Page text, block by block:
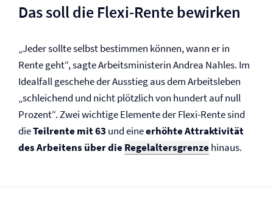
Das soll die Flexi-Rente bewirken
„Jeder sollte selbst bestim­men kön­nen, wann er in
Rente geht“, sagte Arbeitsministerin Andrea Nahles. Im
Ide­al­fall geschehe der Aus­stieg aus dem Arbeits­le­ben
„schlei­chend und nicht plötz­lich von hun­dert auf null
Pro­zent“. Zwei wichtige Elemente der Flexi-Rente sind
dieTeilrente mit 63und eineerhöhte Attraktivität
des Arbeitens über dieRegelaltersgrenzehinaus.